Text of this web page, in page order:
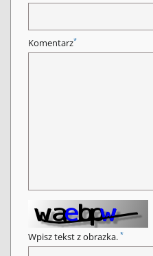
Komentarz*
Wpisz tekst z obrazka. *